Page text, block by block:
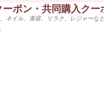
ポン・共同購入ク
ネイル、美容、リラク、レジャー